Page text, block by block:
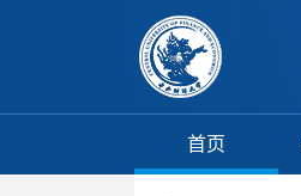
首页